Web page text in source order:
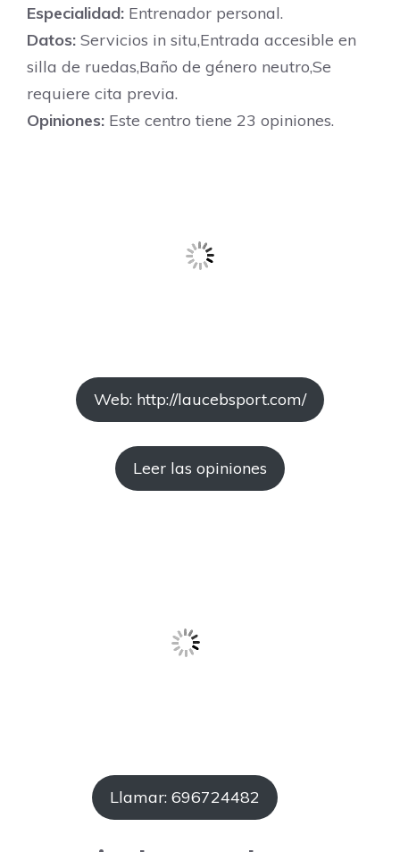
Especialidad: Entrenador personal.
Datos: Servicios in situ,Entrada accesible en
silla de ruedas,Baño de género neutro,Se
requiere cita previa.
Opiniones: Este centro tiene 23 opiniones.
Web: http://laucebsport.com/
Leer las opiniones
Llamar: 696724482